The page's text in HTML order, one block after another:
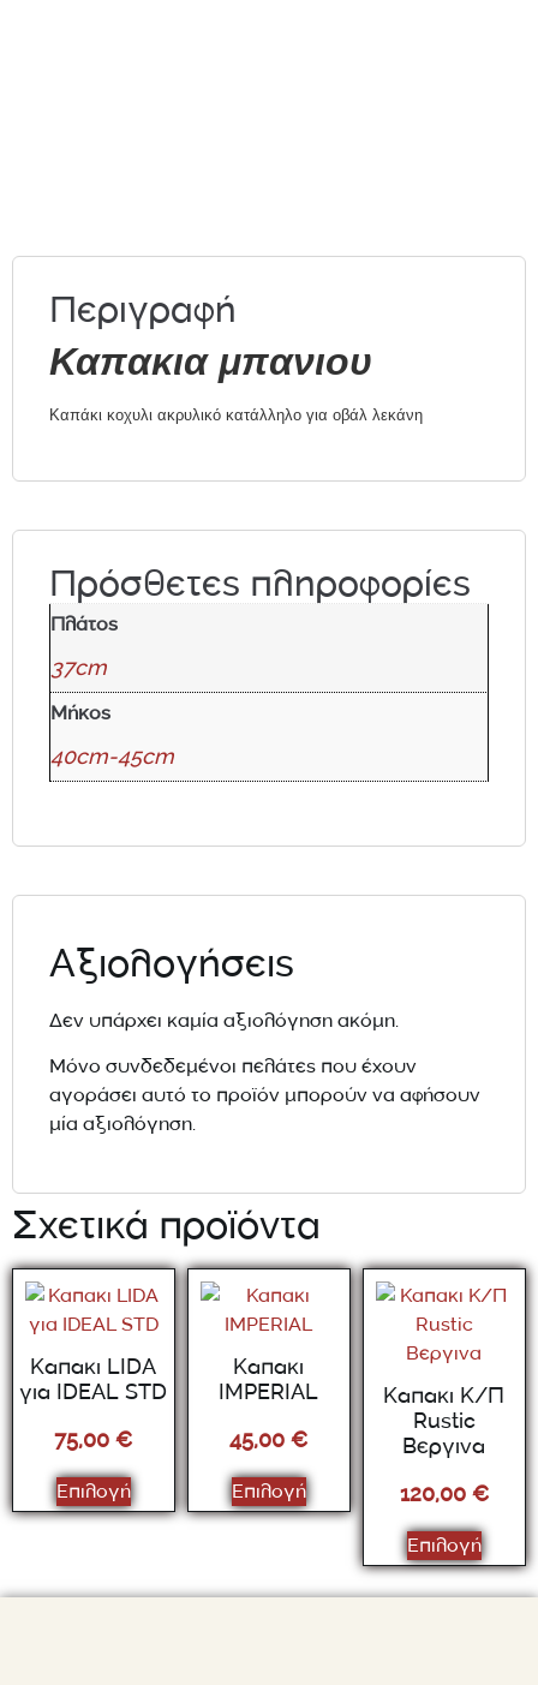
Περιγραφή
Καπακια μπανιου
Καπάκι κοχυλι ακρυλικό κατάλληλο για οβάλ λεκάνη
Πρόσθετες πληροφορίες
Πλάτος
37cm
Μήκος
40cm-45cm
Αξιολογήσεις
Δεν υπάρχει καμία αξιολόγηση ακόμη.
Μόνο συνδεδεμένοι πελάτες που έχουν
αγοράσει αυτό το προϊόν μπορούν να αφήσουν
μία αξιολόγηση.
Σχετικά προϊόντα
Καπακι LIDA
για IDEAL STD
75,00€
Επιλογή
Καπακι
IMPERIAL
45,00€
Επιλογή
Καπακι Κ/Π
Rustic
Βεργινα
120,00 €
Επιλογή